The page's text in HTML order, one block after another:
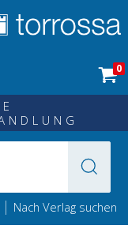
0
| Nach Verlag suchen